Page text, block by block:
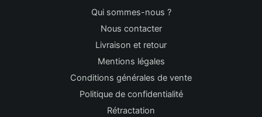
Qui sommes-nous ?
Nous contacter
Livraison et retour
Mentions légales
Conditions générales de vente
Politique de confidentialité
Rétractation